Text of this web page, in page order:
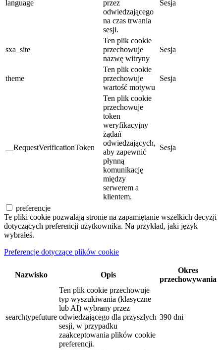
language
przez
odwiedzającego
na czas trwania
sesji.
Sesja
sxa_site
Ten plik cookie
przechowuje
nazwę witryny
Sesja
theme
Ten plik cookie
przechowuje
wartość motywu
Sesja
__RequestVerificationToken
Ten plik cookie
przechowuje
token
weryfikacyjny
żądań
odwiedzających,
aby zapewnić
płynną
komunikację
między
serwerem a
klientem.
Sesja
preferencje
Te pliki cookie pozwalają stronie na zapamiętanie wszelkich decyzji
dotyczących preferencji użytkownika. Na przykład, jaki język
wybrałeś.
Preferencje dotyczące plików cookie
Nazwisko Opis
Okres
przechowywania
searchtypefuture
Ten plik cookie przechowuje
typ wyszukiwania (klasyczne
lub AI) wybrany przez
odwiedzającego dla przyszłych
sesji, w przypadku
zaakceptowania plików cookie
preferencji.
390 dni